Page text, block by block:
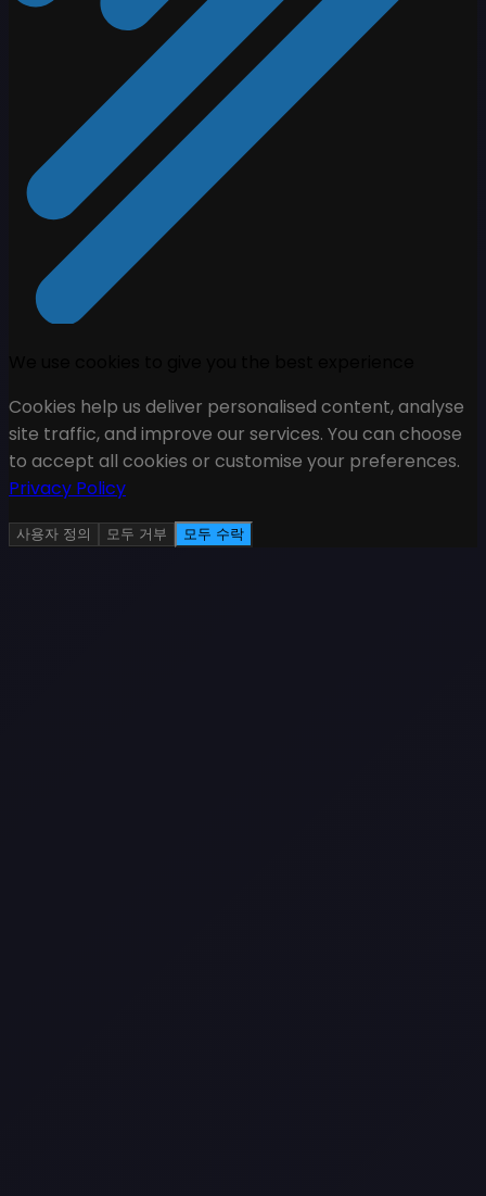
Cookies help us deliver personalised content, analyse
site traffic, and improve our services. You can choose
to accept all cookies or customise your preferences.
Privacy Policy
사용자 정의 모두 거부 모두 수락